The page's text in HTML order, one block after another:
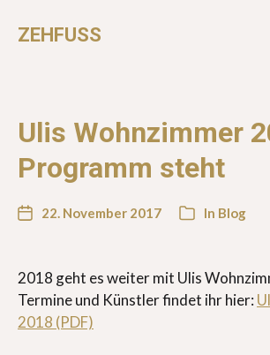
ZEHFUSS
Ulis Wohnzimmer
Programm steht
22. November 2017 In Blog
2018 geht es weiter mit Ulis
Termine und Künstler findet ihr hier:
2018 (PDF)